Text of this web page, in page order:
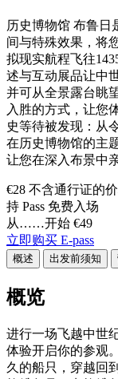
历史博物馆 布鲁日
间与特殊效果，将
拟现实航程飞往
述与互动展品让中
并可从全景露台眺
入胜的方式，让您
史等待被发现：从
在历史博物馆的主
让您在深入布景中
€28 不含通行证的
持 Pass 免费入场
从……开始 €49
立即购买 E-pass
概述 出发前须知
概览
进行一场飞越中世
体验开启你的参观
久的船只，穿越回